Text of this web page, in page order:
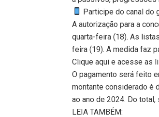
Participe do canal do
A autorização para a
quarta-feira (18). As
feira (19). A medida faz
Clique aqui e acesse as
O pagamento será feito
montante considerado é
ao ano de 2024. Do
LEIA TAMBÉM: